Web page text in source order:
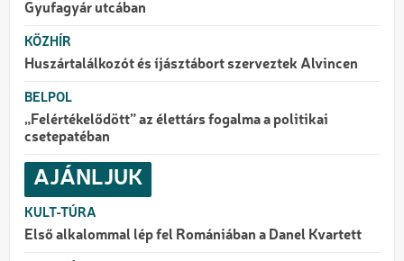
Gyufagyár utcában
KÖZHÍR
Huszártalálkozót és íjásztábort szerveztek Alvincen
BELPOL
„Felértékelődött” az élettárs fogalma a politikai
csetepatéban
AJÁNLJUK
KULT-TÚRA
Első alkalommal lép fel Romániában a Danel Kvartett